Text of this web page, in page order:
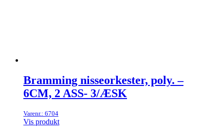
Bramming nisseorkester, poly. –
6CM, 2 ASS- 3/ÆSK
Varenr.: 6704
Vis produkt